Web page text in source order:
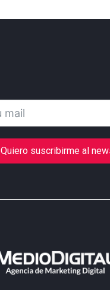
Quiero suscribirme al